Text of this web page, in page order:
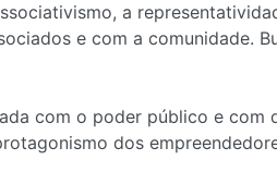
a
e com a comunidade.
com o poder público e
dos